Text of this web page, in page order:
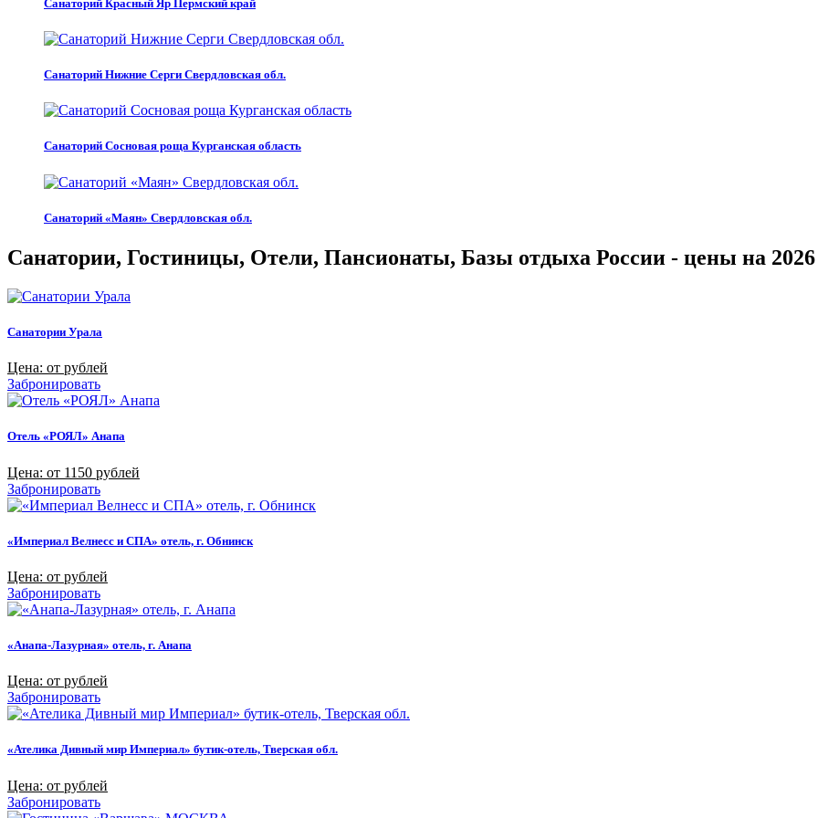
Санаторий Красный Яр Пермский край
Санаторий Нижние Серги Свердловская обл.
Санаторий Сосновая роща Курганская область
Санаторий «Маян» Свердловская обл.
Санатории, Гостиницы, Отели, Пансионаты, Базы отдыха России - цены на 2026
Санатории Урала
Цена: от рублей
Забронировать
Отель «РОЯЛ» Анапа
Цена: от 1150 рублей
Забронировать
«Империал Велнесс и СПА» отель, г. Обнинск
Цена: от рублей
Забронировать
«Анапа-Лазурная» отель, г. Анапа
Цена: от рублей
Забронировать
«Ателика Дивный мир Империал» бутик-отель, Тверская обл.
Цена: от рублей
Забронировать